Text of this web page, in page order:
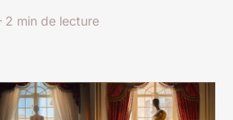
min de lecture